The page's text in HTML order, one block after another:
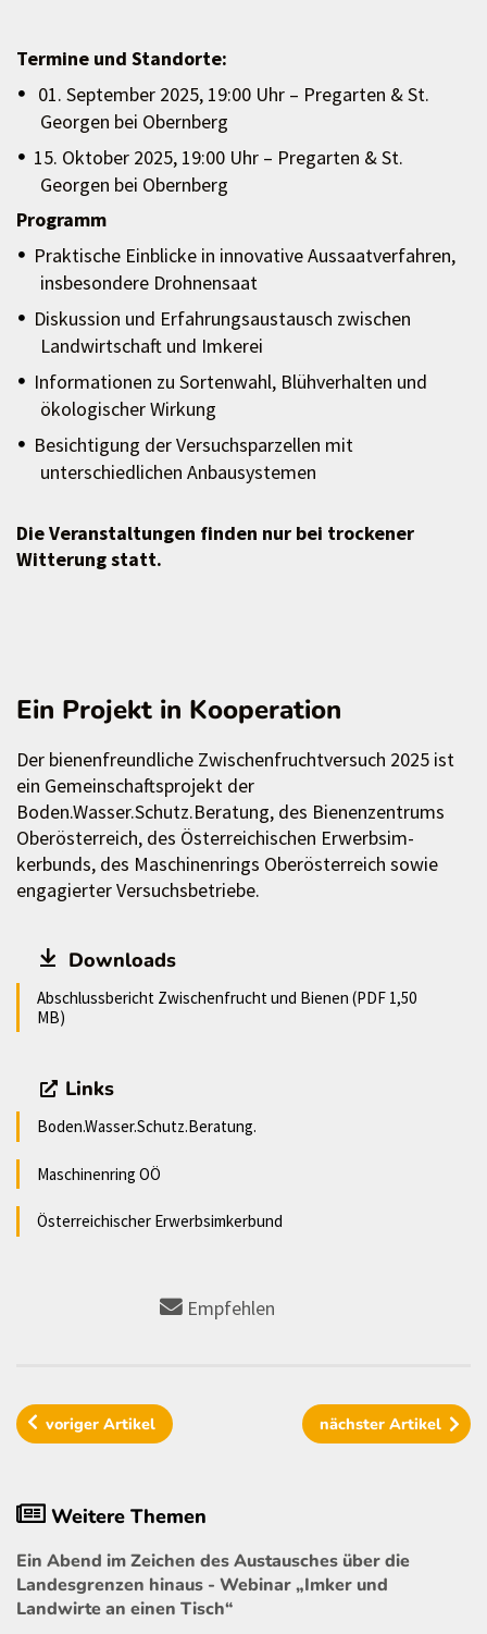
Termine und Standorte:
01. September 2025, 19:00 Uhr – Pregarten & St.
Georgen bei Obernberg
15. Oktober 2025, 19:00 Uhr – Pregarten & St.
Georgen bei Obernberg
Programm
Praktische Einblicke in innovative Aussaatverfahren,
insbesondere Drohnensaat
Diskussion und Erfahrungsaustausch zwischen
Landwirtschaft und Imkerei
Informationen zu Sortenwahl, Blühverhalten und
ökologischer Wirkung
Besichtigung der Versuchsparzellen mit
unterschiedlichen Anbausystemen
Die Veranstaltungen finden nur bei trockener
Witterung statt.
Ein Projekt in Kooperation
Der bienenfreundliche Zwischenfruchtversuch 2025 ist
ein Gemeinschaftsprojekt der
Boden.Wasser.Schutz.Beratung, des Bienenzentrums
Oberösterreich, des Österreichischen Erwerbsim-
kerbunds, des Maschinenrings Oberösterreich sowie
engagierter Versuchsbetriebe.
Downloads
Abschlussbericht Zwischenfrucht und Bienen (PDF 1,50
MB)
Links
Boden.Wasser.Schutz.Beratung.
Maschinenring OÖ
Österreichischer Erwerbsimkerbund
Empfehlen
vorigerArtikel nächster Artikel
Weitere Themen
Ein Abend im Zeichen des Austausches über die
Landesgrenzen hinaus - Webinar „Imker und
Landwirte an einen Tisch“